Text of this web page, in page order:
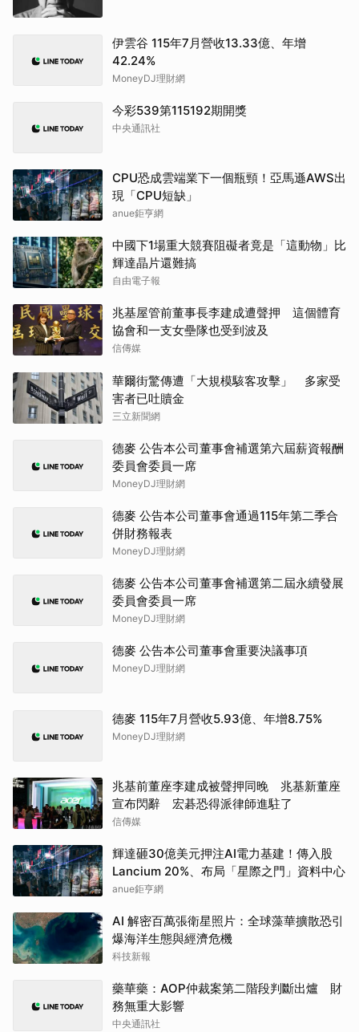
伊雲谷 115年7月營收13.33億、年增
42.24%
MoneyDJ理財網
今彩539第115192期開獎
中央通訊社
CPU恐成雲端業下一個瓶頸！亞馬遜AWS出
現「CPU短缺」
anue鉅亨網
中國下1場重大競賽阻礙者竟是「這動物」比
輝達晶片還難搞
自由電子報
兆基屋管前董事長李建成遭聲押 這個體育
協會和一支女壘隊也受到波及
信傳媒
華爾街驚傳遭「大規模駭客攻擊」 多家受
害者已吐贖金
三立新聞網
德麥 公告本公司董事會補選第六屆薪資報酬
委員會委員一席
MoneyDJ理財網
德麥 公告本公司董事會通過115年第二季合
併財務報表
MoneyDJ理財網
德麥 公告本公司董事會補選第二屆永續發展
委員會委員一席
MoneyDJ理財網
德麥 公告本公司董事會重要決議事項
MoneyDJ理財網
德麥 115年7月營收5.93億、年增8.75%
MoneyDJ理財網
兆基前董座李建成被聲押同晚 兆基新董座
宣布閃辭 宏碁恐得派律師進駐了
信傳媒
輝達砸30億美元押注AI電力基建！傳入股
Lancium 20%、布局「星際之門」資料中心
anue鉅亨網
AI 解密百萬張衛星照片：全球藻華擴散恐引
爆海洋生態與經濟危機
科技新報
藥華藥：AOP仲裁案第二階段判斷出爐 財
務無重大影響
中央通訊社